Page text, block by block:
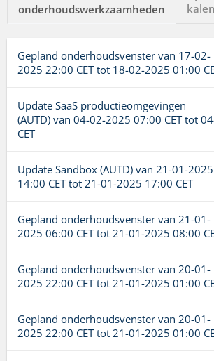
onderhoudswerkzaamheden
Gepland onderhoudsvenster van 17-02-
2025 22:00 CETtot 18-02-2025 01:00
Update SaaS productieomgevingen
(AUTD) van 04-02-2025 07:00 CETtot
CET
Update Sandbox (AUTD) van 21-01-2025
14:00 CETtot 21-01-2025 17:00 CET
Gepland onderhoudsvenster van 21-01-
2025 06:00 CETtot 21-01-2025 08:00
Gepland onderhoudsvenster van 20-01-
2025 22:00 CETtot 21-01-2025 01:00
Gepland onderhoudsvenster van 20-01-
2025 22:00 CETtot 21-01-2025 01:00